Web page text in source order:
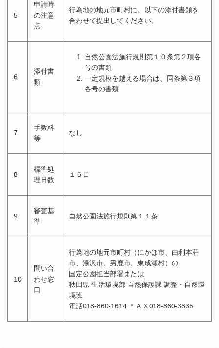
5
申請時
の注意
点
行為地の地元市町村に、以下の添付書類を
合わせて提出してください。
6
添付書
類
自然公園法施行規則第１０条第２項各
号の書類
一定規模を越える場合は、同条第３項
各号の書類
7
手数料
等
なし
8
標準処
理日数
１５日
9
審査基
準
自然公園法施行規則第１１条
10
問い合
わせ窓
口
行為地の地元市町村（にかほ市、由利本荘
市、湯沢市、男鹿市、東成瀬村）の
国定公園担当部署または
秋田県 生活環境部 自然保護課 調整・自然環
境班
電話018-860-1614 ＦＡＸ018-860-3835